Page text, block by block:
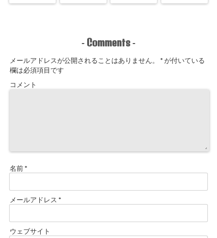
- Comments -
メールアドレスが公開されることはありません。 *が付いている
欄は必須項目です
コメント
名前*
メールアドレス *
ウェブサイト